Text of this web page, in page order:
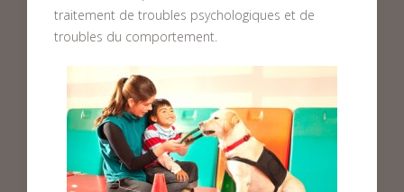
traitement de troubles psychologiques et de
troubles du comportement.